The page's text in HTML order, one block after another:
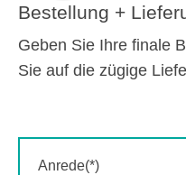
Bestellung +
Geben Sie Ihre finale
Sie auf die zügige
Anrede(*)